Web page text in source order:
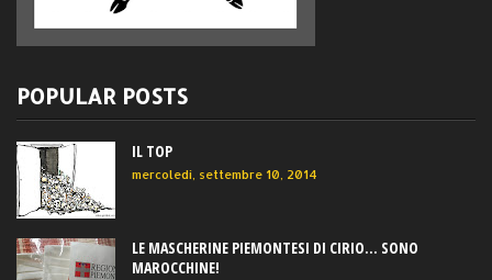
POPULAR POSTS
IL TOP
mercoledì, settembre 10, 2014
LE MASCHERINE PIEMONTESI DI CIRIO... SONO
MAROCCHINE!